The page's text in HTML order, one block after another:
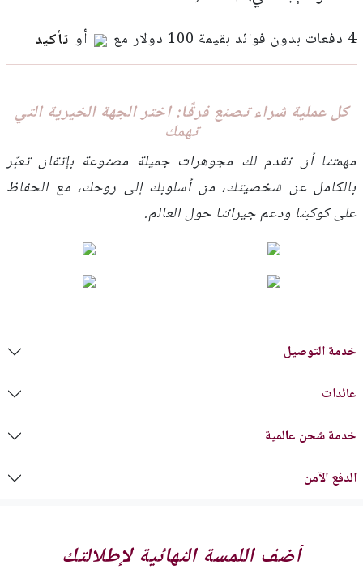
4 دفعات بدون فوائد بقيمة 100 دولار مع أو تأكيد
كل عملية شراء تصنع فرقًا: اختر الجهة الخيرية التي
تهمك
مهمتنا أن نقدم لك مجوهرات جميلة مصنوعة بإتقان تعبّر
بالكامل عن شخصيتك، من أسلوبك إلى روحك، مع الحفاظ
على كوكبنا ودعم جيراننا حول العالم.
خدمة التوصيل
عائدات
خدمة شحن عالمية
الدفع الآمن
أضف اللمسة النهائية لإطلالتك